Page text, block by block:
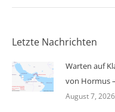
Letzte Nachrichten
Warten auf
von Hormus
August 7, 2026